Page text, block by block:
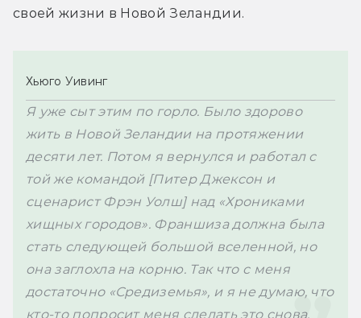
своей жизни в Новой Зеландии.
Хьюго Уивинг
Я уже сыт этим по горло. Было здорово
жить в Новой Зеландии на протяжении
десяти лет. Потом я вернулся и работал с
той же командой [Питер Джексон и
сценарист Фрэн Уолш] над «Хрониками
хищных городов». Франшиза должна была
стать следующей большой вселенной, но
она заглохла на корню. Так что с меня
достаточно «Средиземья», и я не думаю, что
кто-то попросит меня сделать это снова.